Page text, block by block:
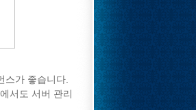
스가 좋습니다.
서도 서버 관리